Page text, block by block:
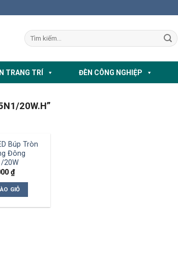
TRANG TRÍ ĐÈN CÔNG NGHIỆP
20W.H”
Búp Tròn
Đông
20W
₫
GIỎ